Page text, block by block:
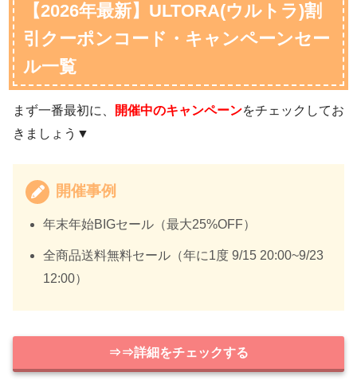
【2026年最新】ULTORA(ウルトラ)割
引クーポンコード・キャンペーンセー
ル一覧
まず一番最初に、 開催中のキャンペーンをチェックしてお
きましょう▼
開催事例
年末年始BIGセール（最大25%OFF）
全商品送料無料セール（年に1度 9/15 20:00~9/23
12:00）
⇒⇒詳細をチェックする